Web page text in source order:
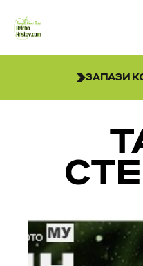
ЗАПАЗИ